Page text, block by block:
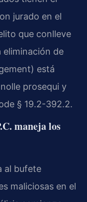
jurado en el
que conlleve
eliminación de
está
prosequi y
§ 19.2-392.2.
maneja los
al bufete
maliciosas en el